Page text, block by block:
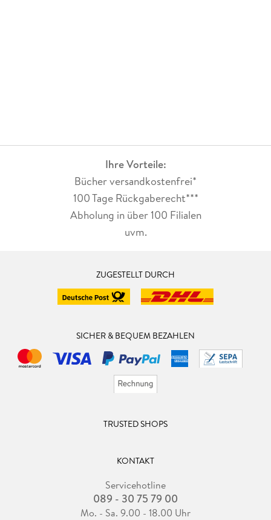
Ihre Vorteile:
Bücher versandkostenfrei*
100 Tage Rückgaberecht***
Abholung in über 100 Filialen
uvm.
ZUGESTELLT DURCH
SICHER & BEQUEM BEZAHLEN
TRUSTED SHOPS
KONTAKT
Servicehotline
089 - 30 75 79 00
Mo. - Sa. 9.00 - 18.00 Uhr